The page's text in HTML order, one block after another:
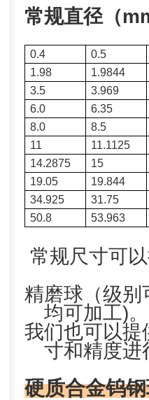
常规直径（
0.4
0.5
1.98
1.9844
3.5
3.969
6.0
6.35
8.0
8.5
11
11.1125
14.2875
15
19.05
19.844
34.925
31.75
50.8
53.963
常规尺寸可
精磨球（级别
均可加工)。
我们也可以提
寸和精度进
硬质合金钨